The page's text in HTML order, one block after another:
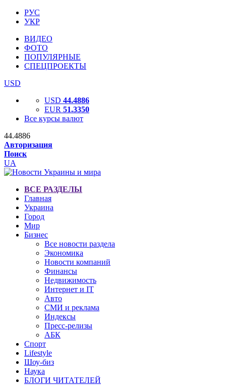
РУС
УКР
ВИДЕО
ФОТО
ПОПУЛЯРНЫЕ
СПЕЦПРОЕКТЫ
USD
USD 44.4886
EUR 51.3350
Все курсы валют
44.4886
Авторизация
Поиск
UA
ВСЕ РАЗДЕЛЫ
Главная
Украина
Город
Мир
Бизнес
Все новости раздела
Экономика
Новости компаний
Финансы
Недвижимость
Интернет и IT
Авто
СМИ и реклама
Индексы
Пресс-релизы
АБК
Спорт
Lifestyle
Шоу-биз
Наука
БЛОГИ ЧИТАТЕЛЕЙ